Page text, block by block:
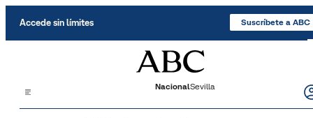
Accede sin límites Suscríbete a ABC
NacionalSevilla